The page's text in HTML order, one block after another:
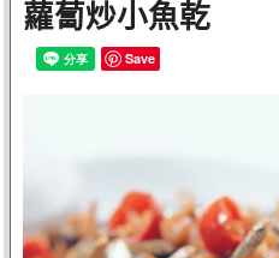
蘿蔔炒小魚乾
Save